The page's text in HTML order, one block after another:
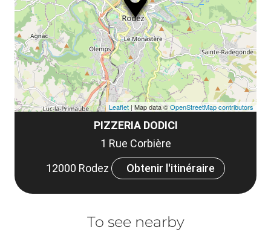
et
PIZZERIA DODICI
1 Rue Corbière
12000 Rodez
Obtenir l'itinéraire
Leaflet | Map data ©OpenStreetMap contributors
To see nearby